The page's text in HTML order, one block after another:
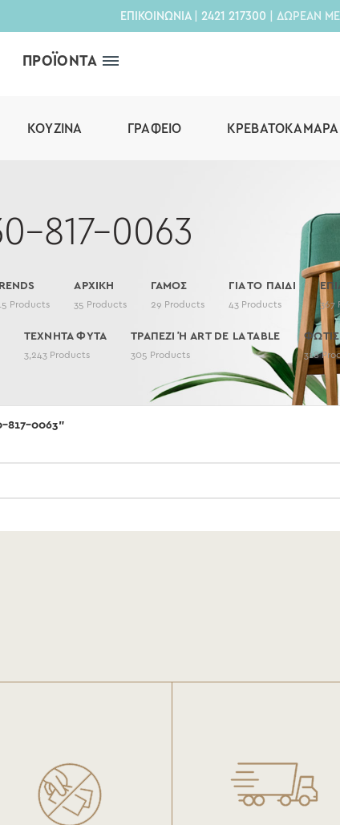
ΕΠΙΚΟΙΝΩΝΙΑ| 2421 217300 | ΔΩΡΕΑΝ
ΠΡΟΪΟΝΤΑ
ΚΟΥΖΊΝΑ ΓΡΑΦΕΊΟ ΚΡΕΒΑΤΟΚΆΜΑΡΑ
817-0063
Products
ΑΡΧΙΚΗ
35 Products
ΓΑΜΟΣ
29 Products
ΓΙΑ ΤΟ ΠΑΙΔΙ
43 Products 367
ΤΕΧΝΗΤΑ ΦΥΤΑ
3,243 Products
ΤΡΑΠΕΖΙ Ή ART DE LA TABLE
305 Products 318
817-0063”